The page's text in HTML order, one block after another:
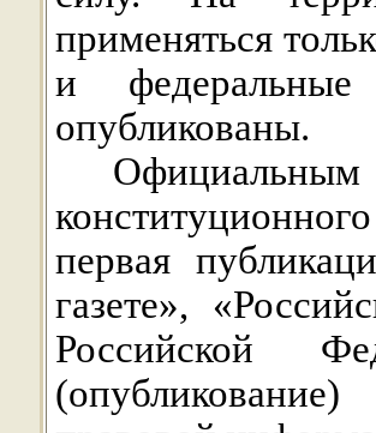
применяться
и
опубликованы.
первая
газете»,
Российской